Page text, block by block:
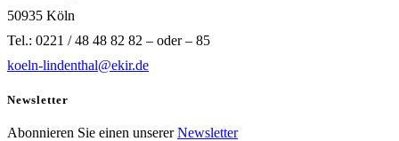
50935 Köln
Tel.: 0221 / 48 48 82 82 – oder – 85
koeln-lindenthal@ekir.de
Newsletter
Abonnieren Sie einen unsererNewsletter